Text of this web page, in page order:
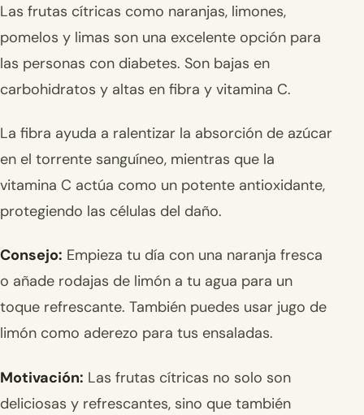
Las frutas cítricas como naranjas, limones,
pomelos y limas son una excelente opción para
las personas con diabetes. Son bajas en
carbohidratos y altas en fibra y vitamina C.
La fibra ayuda a ralentizar la absorción de azúcar
en el torrente sanguíneo, mientras que la
vitamina C actúa como un potente antioxidante,
protegiendo las células del daño.
Consejo: Empieza tu día con una naranja fresca
o añade rodajas de limón a tu agua para un
toque refrescante. También puedes usar jugo de
limón como aderezo para tus ensaladas.
Motivación: Las frutas cítricas no solo son
deliciosas y refrescantes, sino que también